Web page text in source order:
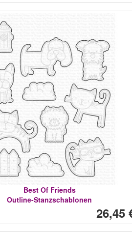
Best Of Friends
Outline-Stanzschablonen
26,45